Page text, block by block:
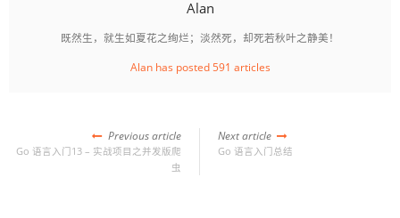
Alan
既然生，就生如夏花之绚烂；淡然死，却死若秋叶之静美！
Alan has posted 591 articles
Previous article
Go 语言入门13 – 实战项目之并发版爬
虫
Next article
Go 语言入门总结